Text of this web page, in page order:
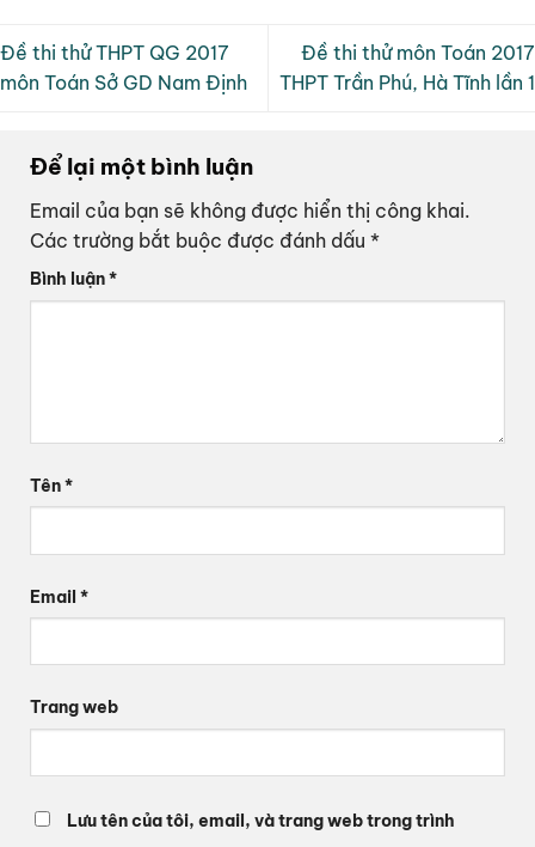
Đề thi thử THPT QG 2017
môn Toán Sở GD Nam Định
Đề thi thử môn Toán 2017
THPT Trần Phú, Hà Tĩnh lần 1
Để lại một bình luận
Email của bạn sẽ không được hiển thị công khai.
Các trường bắt buộc được đánh dấu *
Bình luận*
Tên*
Email *
Trang web
Lưu tên của tôi, email, và trang web trong trình